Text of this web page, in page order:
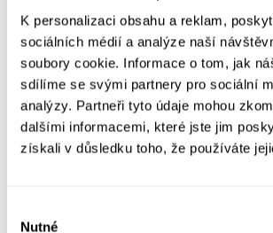
K personalizaci obsahu a reklam,
sociálních médií a analýze naší
soubory cookie. Informace o tom, jak
sdílíme se svými partnery pro sociální
analýzy. Partneři tyto údaje mohou
dalšími informacemi, které jste jim
získali v důsledku toho, že používáte
Nutné